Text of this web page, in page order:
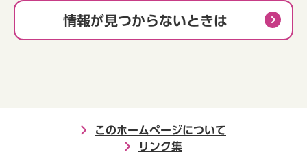
情報が見つからないときは
このホームページについて
リンク集